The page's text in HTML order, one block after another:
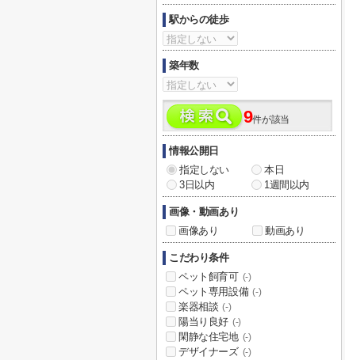
駅からの徒歩
築年数
9件が該当
情報公開日
指定しない
本日
3日以内
1週間以内
画像・動画あり
画像あり
動画あり
こだわり条件
ペット飼育可 (-)
ペット専用設備 (-)
楽器相談 (-)
陽当り良好 (-)
閑静な住宅地 (-)
デザイナーズ (-)